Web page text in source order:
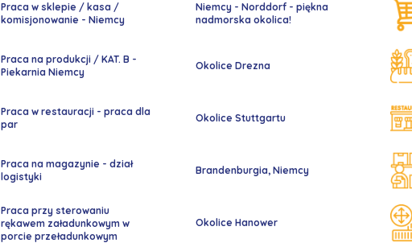
Praca w sklepie / kasa /
komisjonowanie - Niemcy
Niemcy - Norddorf - piękna
nadmorska okolica!
Praca na produkcji / KAT. B -
Piekarnia Niemcy
Okolice Drezna
Praca w restauracji - praca dla
par
Okolice Stuttgartu
Praca na magazynie - dział
logistyki
Brandenburgia, Niemcy
Praca przy sterowaniu
rękawem załadunkowym w
porcie przeładunkowym
Okolice Hanower